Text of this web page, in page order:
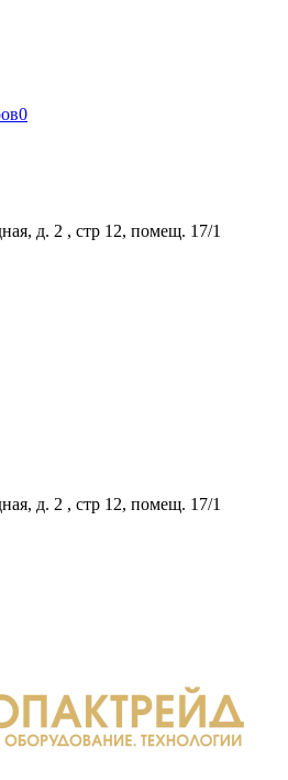
0
д. 2 , стр 12, помещ. 17/1
д. 2 , стр 12, помещ. 17/1